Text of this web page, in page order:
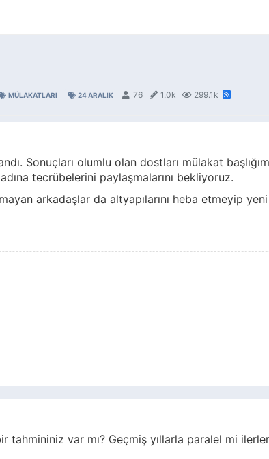
MÜLAKATLARI 24 ARALIK 76 1.0k 299.1k
Sonuçları olumlu olan dostları mülakat
tecrübelerini paylaşmalarını bekliyoruz.
arkadaşlar da altyapılarını heba etmeyip
var mı? Geçmiş yıllarla paralel mi ilerler